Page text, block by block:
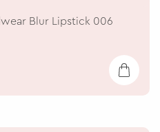
Blur Lipstick 006